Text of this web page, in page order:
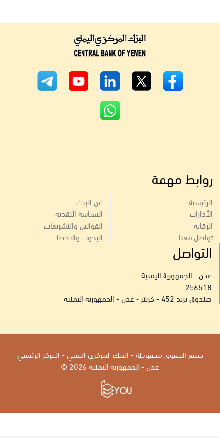
روابط مهمة
الرئيسية
الأدارات
الرقابة
تواصل معنا
عن البنك
السياسة النقدية
القوانين والتشريعات
البحوث والاحصاء
التواصل
عدن - الجمهورية اليمنية
256518
صندوق بريد 452 - كريتر - عدن - الجمهورية اليمنية
جميع الحقوق محفوظة - البنك المركزي اليمني - المركز الرئيسي
عدن - الجمهورية اليمنية 2026 ©